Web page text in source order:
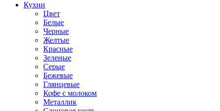
Кухни
Цвет
Белые
Черные
Желтые
Красные
Зеленые
Серые
Бежевые
Глянцевые
Кофе с молоком
Металлик